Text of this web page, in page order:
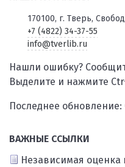
170100, г. Тверь,
+7 (4822) 34-37-55
info@tverlib.ru
Нашли ошибку?
Выделите и нажмите
Последнее обновление:
ВАЖНЫЕ ССЫЛКИ
Независимая оценка